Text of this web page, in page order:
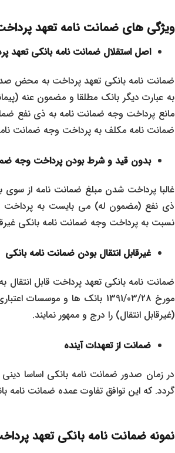
ویژگی های ضمانت نامه تعهد
اصل استقلال ضمانت نامه بانکی تعهد
ضمانت نامه بانکی تعهد پرداخت به محض
به عبارت دیگر بانک مطلقا و مضمون عنه
مانع پرداخت وجه ضمانت نامه به ذی نفع
ضمانت نامه مکلف به پرداخت وجه ضمانت
بدون قید و شرط بودن پرداخت وجه
غالبا پرداخت شدن مبلغ ضمانت نامه از
ذی نفع (مضمون له) می بایست به پرداخت
نسبت به پرداخت وجه ضمانت نامه بانکی
غیرقابل انتقال بودن ضمانت نامه بانکی
مورخ 1391/03/28 بانک ها و
(غیرقابل انتقال) را درج و ممهور نمایند.
ضمانت از تعهدات آینده
در زمان صدور ضمانت نامه بانکی اساسا
گردد. که این توافق تفاوت عمده ضمانت
نمونه ضمانت نامه بانکی تعهد